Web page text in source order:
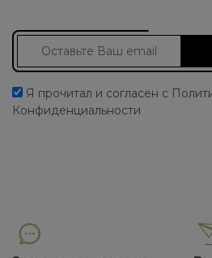
Я прочитал и согласен с
Конфиденциальности